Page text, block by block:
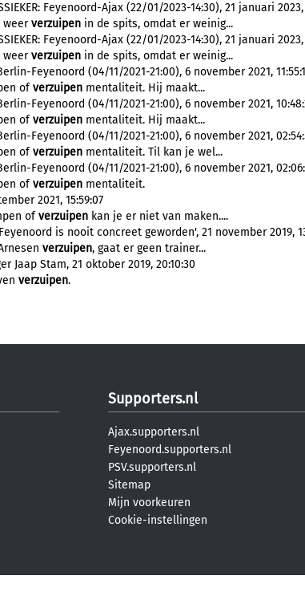
Feyenoord-Ajax (22/01/2023-14:30), 21 januari 2023,
weerverzuipen in de spits, omdat er weinig...
Feyenoord-Ajax (22/01/2023-14:30), 21 januari 2023,
weerverzuipen in de spits, omdat er weinig...
Feyenoord (04/11/2021-21:00), 6 november 2021,
ofverzuipen mentaliteit. Hij maakt...
Feyenoord (04/11/2021-21:00), 6 november 2021,
ofverzuipen mentaliteit. Hij maakt...
Feyenoord (04/11/2021-21:00), 6 november 2021,
ofverzuipen mentaliteit. Til kan je wel...
Feyenoord (04/11/2021-21:00), 6 november 2021,
ofverzuipen mentaliteit.
2021, 15:59:07
ofverzuipen kan je er niet van maken....
is nooit concreet geworden', 21 november 2019,
verzuipen, gaat er geen trainer...
Jaap Stam, 21 oktober 2019, 20:10:30
verzuipen.
Supporters.nl
Ajax.supporters.nl
Feyenoord.supporters.nl
PSV.supporters.nl
Sitemap
Mijn voorkeuren
Cookie-instellingen